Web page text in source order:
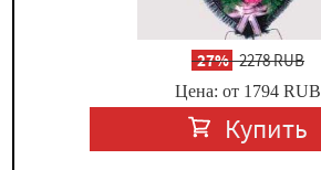
-27%2278 RUB
Цена: от 1794 RUB
Купить